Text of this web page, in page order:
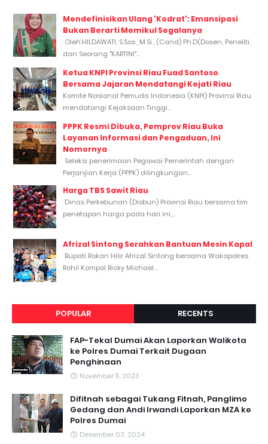
Mendefinisikan Ulang 'Kodrat': Emansipasi
Bukan Berarti Memikul Segalanya
Oleh:HILDAWATI, S.Sos., M.Si., (Cand) Ph.D(Dosen, Peneliti,
dan Seorang "KARTINI"...
Ketua KNPI Provinsi Riau Fuad Santoso
Bersama Jajaran Mendatangi Kejati Riau
Komite Nasional Pemuda Indonesia (KNPI) Provinsi Riau
mendatangi Kejaksaan Tinggi...
PPPK Resmi Dibuka, Pemprov Riau Buka
Layanan Informasi dan Pengaduan, Ini
Nomornya
Seleksi penerimaan Pegawai Pemerintah dengan
Perjanjian Kerja (PPPK) dilingkungan...
Harga TBS Sawit Riau
Dinas Perkebunan (Disbun) Provinsi Riau bersama tim
penetapan harga pada hari ini,...
Afrizal Sintong Serahkan Bantuan Mesin Kapal
Bupati Rokan Hilir Afrizal Sintong bersama Wakapolres
Rohil Kompol Ricky Michael...
POPULAR RECENTS
FAP-Tekal Dumai Akan Laporkan Walikota
ke Polres Dumai Terkait Dugaan
Penghinaan
November 11, 2023
Difitnah sebagai Tukang Fitnah, Panglimo
Gedang dan Andi Irwandi Laporkan MZA ke
Polres Dumai
Desember 03, 2024